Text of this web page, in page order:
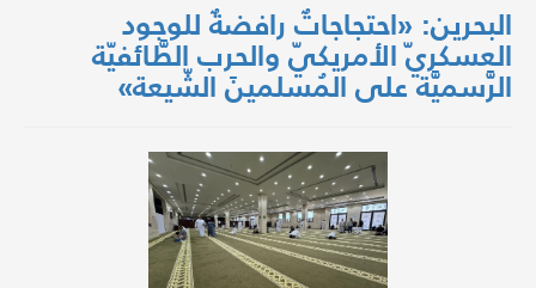
البحرين: «احتجاجاتٌ رافضةٌ للوجود
العسكريّ الأمريكيّ والحرب الطَّائفيّة
الرَّسميَّة على المُسلمينَ الشّيعة»